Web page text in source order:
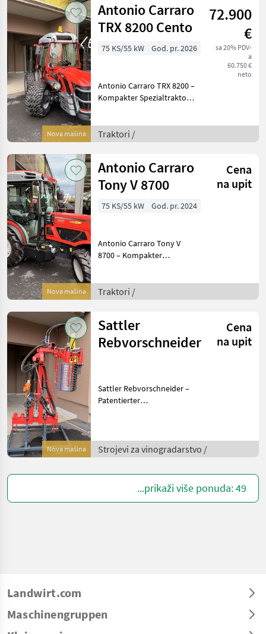
Nova mašina
Antonio Carraro
TRX 8200 Cento
72.900
€
sa 20% PDV-
a
60.750 €
neto
75 KS/55 kW God. pr. 2026
Antonio Carraro TRX 8200 –
Kompakter Spezialtraktor
Beschreibung: Der Antonio
Carraro TRX 8200 ist ein
Traktori /
Nova mašina
Antonio Carraro
Tony V 8700
Cena
na upit
75 KS/55 kW God. pr. 2024
Antonio Carraro Tony V
8700 – Kompakter
Beschreibung: Der Antonio
Carraro Tony V 8700 setzt
Traktori /
Nova mašina
Sattler
Rebvorschneider
Cena
na upit
Sattler Rebvorschneider –
Patentierter
Rebvorschneider reduziert
den zeitaufwendigen
Arbeitspr
Strojevi za vinogradarstvo /
...prikaži više ponuda: 49
Landwirt.com
Maschinengruppen